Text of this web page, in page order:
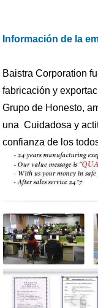
Información de la
Baistra Corporation
fabricación y
Grupo de Honesto,
una Cuidadosa y
confianza de los